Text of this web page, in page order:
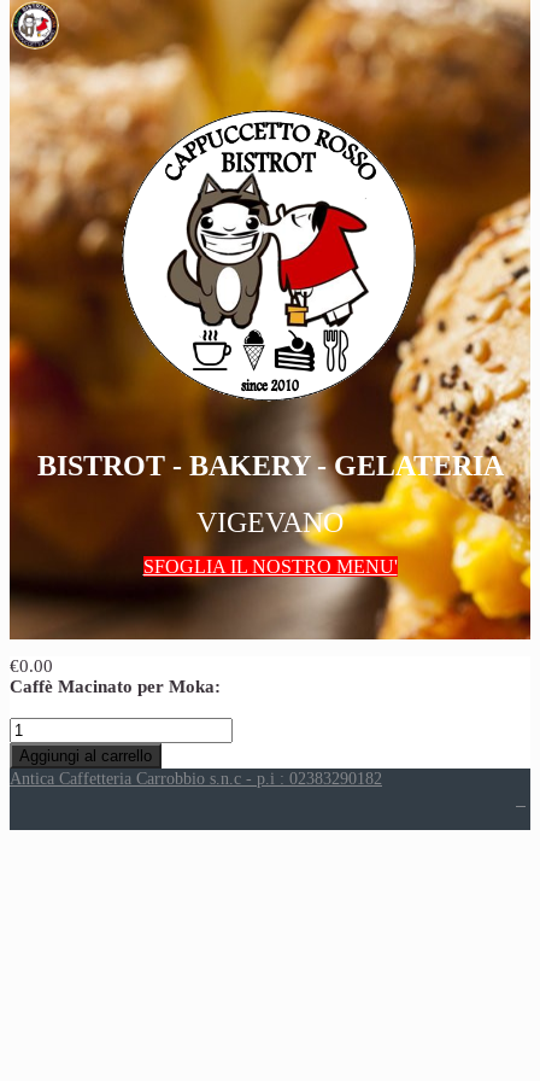
BISTROT - BAKERY - GELATERIA
VIGEVANO
SFOGLIA IL NOSTRO MENU'
€0.00
Caffè Macinato per Moka:
Antica Caffetteria Carrobbio s.n.c - p.i : 02383290182